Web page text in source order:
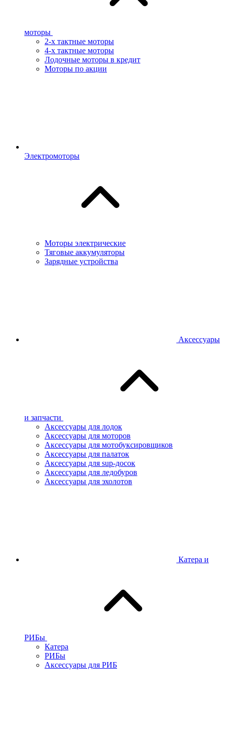
моторы
2-х тактные моторы
4-х тактные моторы
Лодочные моторы в кредит
Моторы по акции
Электромоторы
Моторы электрические
Тяговые аккумуляторы
Зарядные устройства
Аксессуары
и запчасти
Аксессуары для лодок
Аксессуары для моторов
Аксессуары для мотобуксировщиков
Аксессуары для палаток
Аксессуары для sup-досок
Аксессуары для ледобуров
Аксессуары для эхолотов
Катера и
РИБы
Катера
РИБы
Аксессуары для РИБ